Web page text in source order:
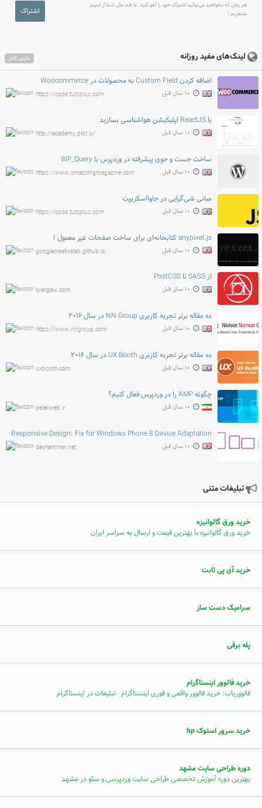
هر زمان که بخواهید می‌توانید اشتراک خود را لغو کنید. ما هم مثل شما از اسپم
متنفریم !
اشتراک
لینک‌های مفید روزانه نمایش کامل
اضافه کردن Custom Field به محصولات در Woocommerce
https://code.tutsplus.com ۱۰ سال قبل
با ReactJS اپلیکیشن هواشناسی بسازید
http://academy.plot.ly/ ۱۰ سال قبل
ساخت جست و جوی پیشرفته در وردپرس با WP_Query
https://www.smashingmagazine.com ۱۰ سال قبل
مبانی شی‌گرایی در جاوااسکریپت
https://code.tutsplus.com ۱۰ سال قبل
anypixel.js کتابخانه‌ای برای ساخت صفحات غیر معمول !
googlecreativelab.github.io ۱۰ سال قبل
از SASS تا PostCSS
tylergaw.com ۱۰ سال قبل
ده مقاله برتر تجربه کاربری NN Group در سال ۲۰۱۶
https://www.nngroup.com ۱۰ سال قبل
ده مقاله برتر تجربه کاربری UX Booth در سال ۲۰۱۶
uxbooth.com ۱۰ سال قبل
چگونه AMP را در وردپرس فعال کنیم؟
pelakweb.ir ۱۰ سال قبل
Responsive Design: Fix for Windows Phone 8 Device Adaptation
devhammer.net ۱۰ سال قبل
تبلیغات متنی
خرید ورق گالوانیزه
خرید ورق گالوانیزه با بهترین قیمت و ارسال به سراسر ایران
خرید آی پی ثابت
سرامیک دست ساز
پله برقی
خرید فالوور اینستاگرام
فالووریاب: خرید فالوور واقعی و فوری اینستاگرام - تبلیغات در اینستاگرام
خرید سرور استوک hp
دوره طراحی سایت مشهد
بهترین دوره آموزش تخصصی طراحی سایت وردپرسی و سئو در مشهد